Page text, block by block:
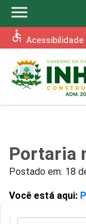
menu
accessible Acessibilidade
Portaria
Postado em: 18
Você está aqui: